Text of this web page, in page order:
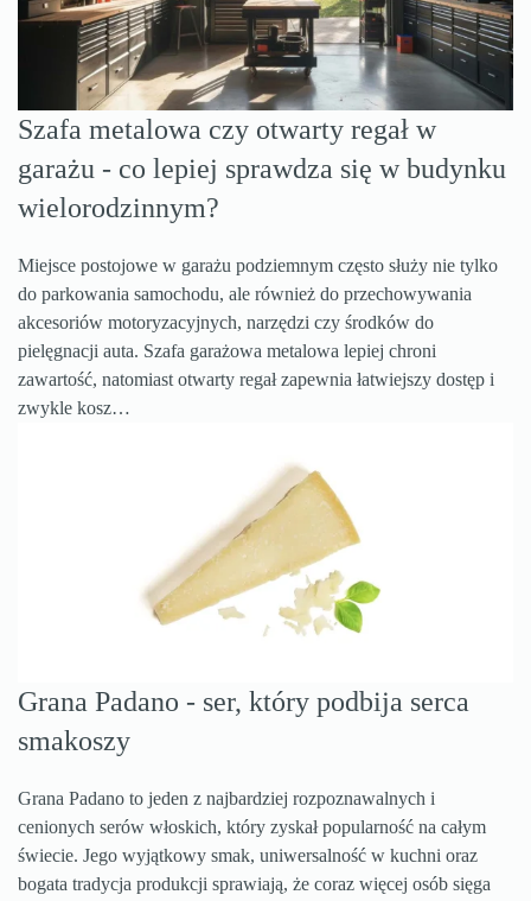
Szafa metalowa czy otwarty regał w
garażu - co lepiej sprawdza się w budynku
wielorodzinnym?
Miejsce postojowe w garażu podziemnym często służy nie tylko
do parkowania samochodu, ale również do przechowywania
akcesoriów motoryzacyjnych, narzędzi czy środków do
pielęgnacji auta. Szafa garażowa metalowa lepiej chroni
zawartość, natomiast otwarty regał zapewnia łatwiejszy dostęp i
zwykle kosz…
Grana Padano - ser, który podbija serca
smakoszy
Grana Padano to jeden z najbardziej rozpoznawalnych i
cenionych serów włoskich, który zyskał popularność na całym
świecie. Jego wyjątkowy smak, uniwersalność w kuchni oraz
bogata tradycja produkcji sprawiają, że coraz więcej osób sięga